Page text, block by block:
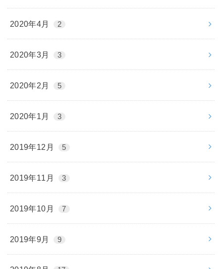
2020年4月 2
2020年3月 3
2020年2月 5
2020年1月 3
2019年12月 5
2019年11月 3
2019年10月 7
2019年9月 9